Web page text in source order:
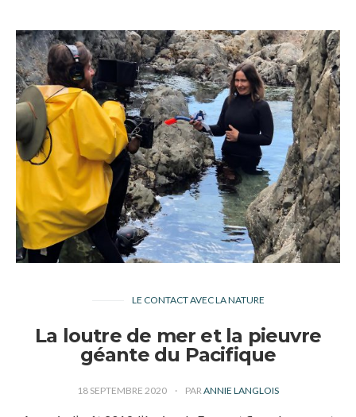
LE CONTACT AVEC LA NATURE
La loutre de mer et la pieuvre
géante du Pacifique
18 SEPTEMBRE 2020 PAR ANNIE LANGLOIS